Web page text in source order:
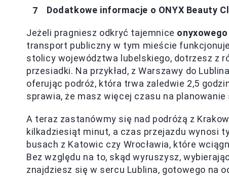
Dodatkowe informacje o ONYX Beauty
Jeżeli pragniesz odkryć tajemnice
transport publiczny w tym mieście
stolicy województwa lubelskiego, dotrzesz z
przesiadki. Na przykład, z Warszawy do
oferując podróż, która trwa zaledwie 2,5
sprawia, że masz więcej czasu na
A teraz zastanówmy się nad podróżą z
kilkadziesiąt minut, a czas przejazdu wynosi
busach z Katowic czy Wrocławia, które
Bez względu na to, skąd wyruszysz,
znajdziesz się w sercu Lublina, gotowego na